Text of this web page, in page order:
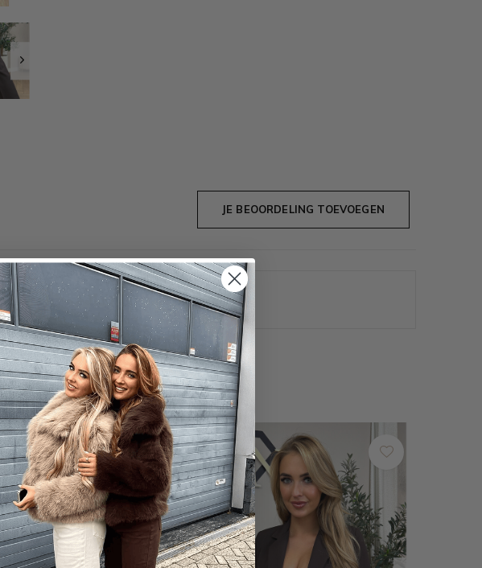
JE BEOORDELING TOEVOEGEN
blazer. Goede kwaliteit stof